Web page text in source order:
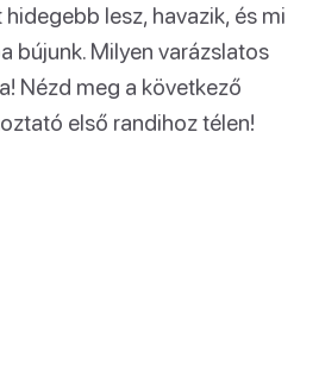
lesz, havazik, és mi
bújunk. Milyen varázslatos
Nézd meg a következő
első randihoz télen!